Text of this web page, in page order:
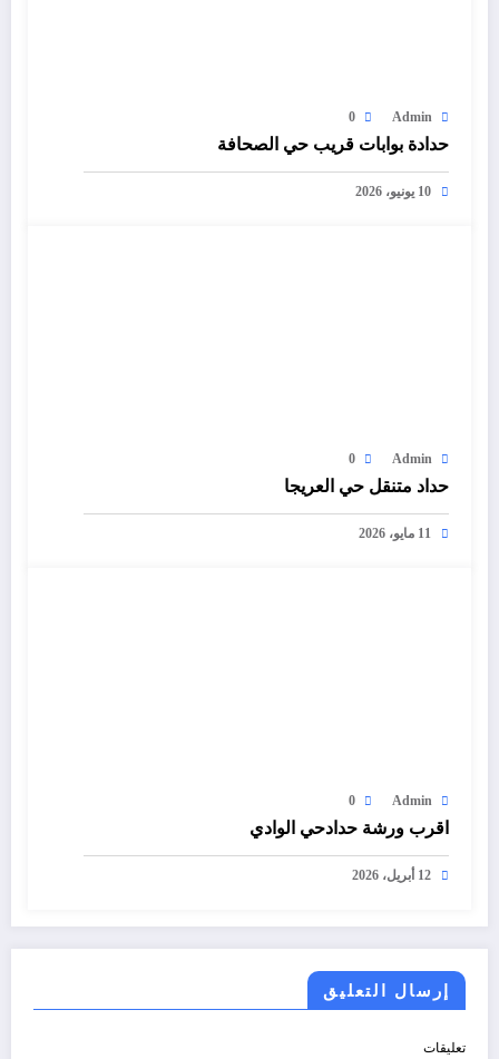
Admin
0
حدادة بوابات قريب حي الصحافة
10 يونيو، 2026
Admin
0
حداد متنقل حي العريجا
11 مايو، 2026
Admin
0
اقرب ورشة حدادحي الوادي
12 أبريل، 2026
إرسال التعليق
تعليقات